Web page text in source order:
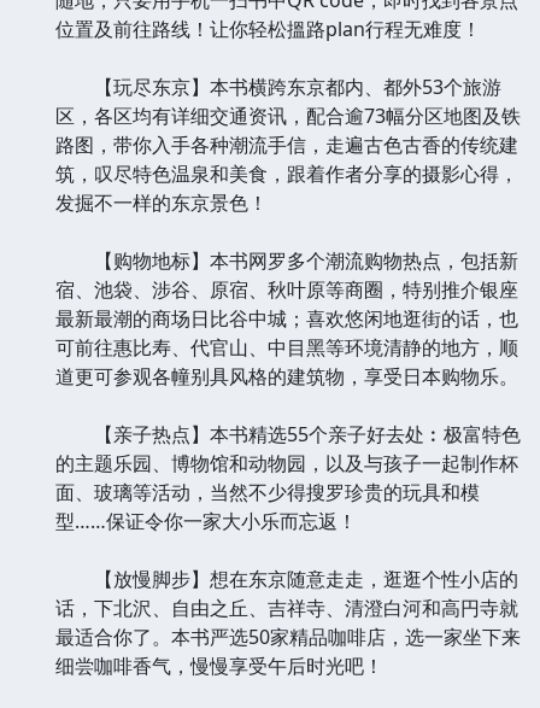
位置及前往路线！让你轻松搵路plan行程无难度！
【玩尽东京】本书横跨东京都内、都外53个旅游
区，各区均有详细交通资讯，配合逾73幅分区地图及铁
路图，带你入手各种潮流手信，走遍古色古香的传统建
筑，叹尽特色温泉和美食，跟着作者分享的摄影心得，
发掘不一样的东京景色！
【购物地标】本书网罗多个潮流购物热点，包括新
宿、池袋、涉谷、原宿、秋叶原等商圈，特别推介银座
最新最潮的商场日比谷中城；喜欢悠闲地逛街的话，也
可前往惠比寿、代官山、中目黑等环境清静的地方，顺
道更可参观各幢别具风格的建筑物，享受日本购物乐。
【亲子热点】本书精选55个亲子好去处︰极富特色
的主题乐园、博物馆和动物园，以及与孩子一起制作杯
面、玻璃等活动，当然不少得搜罗珍贵的玩具和模
型……保证令你一家大小乐而忘返！
【放慢脚步】想在东京随意走走，逛逛个性小店的
话，下北沢、自由之丘、吉祥寺、清澄白河和高円寺就
最适合你了。本书严选50家精品咖啡店，选一家坐下来
细尝咖啡香气，慢慢享受午后时光吧！